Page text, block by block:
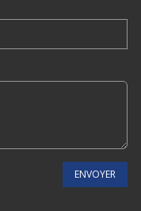
ENVOYER